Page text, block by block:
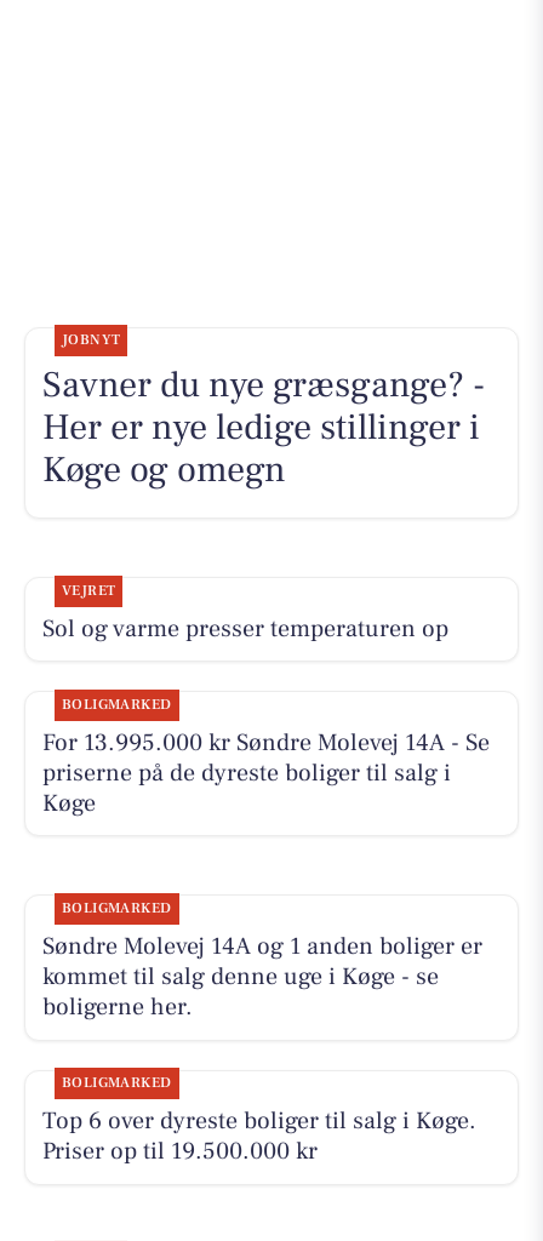
JOBNYT
Savner du nye græsgange? -
Her er nye ledige stillinger i
Køge og omegn
VEJRET
Sol og varme presser temperaturen op
BOLIGMARKED
For 13.995.000 kr Søndre Molevej 14A - Se
priserne på de dyreste boliger til salg i
Køge
BOLIGMARKED
Søndre Molevej 14A og 1 anden boliger er
kommet til salg denne uge i Køge - se
boligerne her.
BOLIGMARKED
Top 6 over dyreste boliger til salg i Køge.
Priser op til 19.500.000 kr